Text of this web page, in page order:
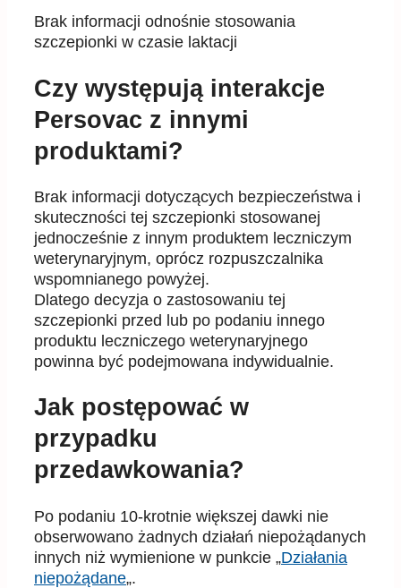
Brak informacji odnośnie stosowania
szczepionki w czasie laktacji
Czy występują interakcje
Persovac z innymi
produktami?
Brak informacji dotyczących bezpieczeństwa i
skuteczności tej szczepionki stosowanej
jednocześnie z innym produktem leczniczym
weterynaryjnym, oprócz rozpuszczalnika
wspomnianego powyżej.
Dlatego decyzja o zastosowaniu tej
szczepionki przed lub po podaniu innego
produktu leczniczego weterynaryjnego
powinna być podejmowana indywidualnie.
Jak postępować w
przypadku
przedawkowania?
Po podaniu 10-krotnie większej dawki nie
obserwowano żadnych działań niepożądanych
innych niż wymienione w punkcie „Działania
niepożądane„.